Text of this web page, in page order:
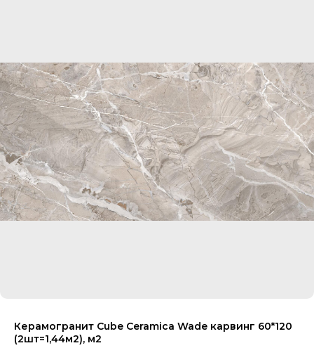
Керамогранит Cube Ceramica Wade карвинг 60*120
(2шт=1,44м2), м2